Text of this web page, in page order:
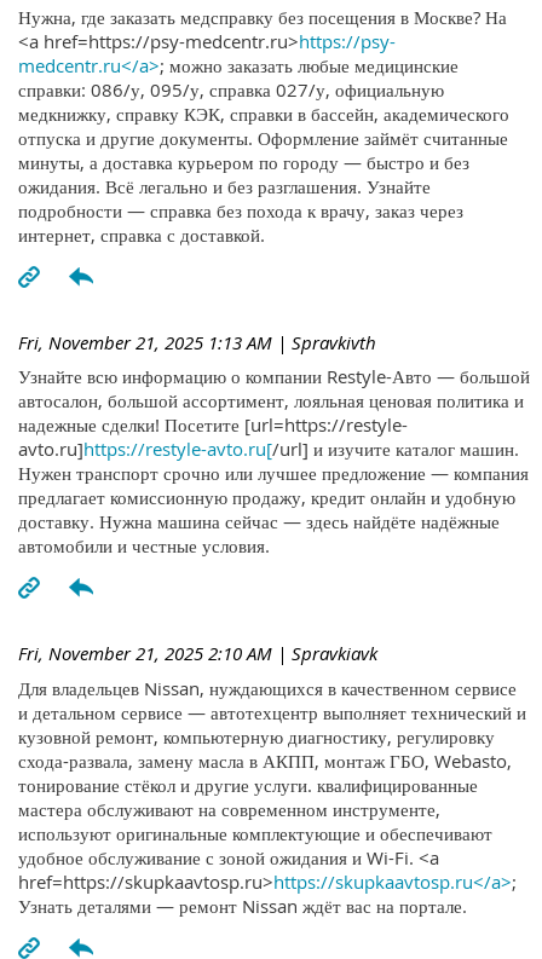
Нужна, где заказать медсправку без посещения в Москве? На
<a href=https://psy-medcentr.ru>https://psy-
medcentr.ru</a>; можно заказать любые медицинские
справки: 086/у, 095/у, справка 027/у, официальную
медкнижку, справку КЭК, справки в бассейн, академического
отпуска и другие документы. Оформление займёт считанные
минуты, а доставка курьером по городу — быстро и без
ожидания. Всё легально и без разглашения. Узнайте
подробности — справка без похода к врачу, заказ через
интернет, справка с доставкой.
Fri, November 21, 2025 1:13 AM | Spravkivth
Узнайте всю информацию о компании Restyle-Авто — большой
автосалон, большой ассортимент, лояльная ценовая политика и
надежные сделки! Посетите [url=https://restyle-
avto.ru]https://restyle-avto.ru[/url] и изучите каталог машин.
Нужен транспорт срочно или лучшее предложение — компания
предлагает комиссионную продажу, кредит онлайн и удобную
доставку. Нужна машина сейчас — здесь найдёте надёжные
автомобили и честные условия.
Fri, November 21, 2025 2:10 AM | Spravkiavk
Для владельцев Nissan, нуждающихся в качественном сервисе
и детальном сервисе — автотехцентр выполняет технический и
кузовной ремонт, компьютерную диагностику, регулировку
схода-развала, замену масла в АКПП, монтаж ГБО, Webasto,
тонирование стёкол и другие услуги. квалифицированные
мастера обслуживают на современном инструменте,
используют оригинальные комплектующие и обеспечивают
удобное обслуживание с зоной ожидания и Wi-Fi. <a
href=https://skupkaavtosp.ru>https://skupkaavtosp.ru</a>;
Узнать деталями — ремонт Nissan ждёт вас на портале.